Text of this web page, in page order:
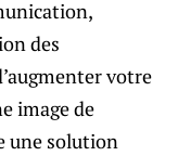
des
votre
image de
une solution